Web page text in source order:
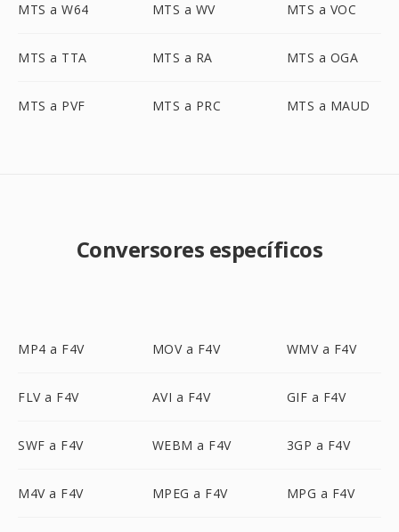
MTS a W64 MTS a WV MTS a VOC
MTS a TTA MTS a RA MTS a OGA
MTS a PVF MTS a PRC MTS a MAUD
Conversores específicos
MP4 a F4V MOV a F4V WMV a F4V
FLV a F4V AVI a F4V GIF a F4V
SWF a F4V WEBM a F4V 3GP a F4V
M4V a F4V MPEG a F4V MPG a F4V